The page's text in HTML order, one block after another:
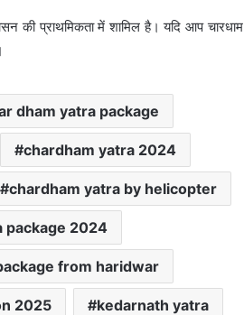
की प्राथमिकता में शामिल है। यदि आप चारधाम
dham yatra package
chardham yatra 2024
chardham yatra by helicopter
package 2024
from haridwar
2025 kedarnath yatra
कोरिया दौरे पर जयशंकर, भारत-कोरिया
साझेदारी को मिली नई गति